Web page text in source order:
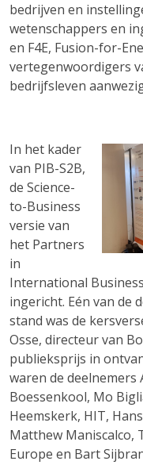
bedrijven en
wetenschappers en
en F4E, Fusion-for-
vertegenwoordigers
bedrijfsleven
In het kader
van PIB-S2B,
de Science-
to-Business
versie van
het Partners
in
International
ingericht. Eén van de
stand was de
Osse, directeur van
publieksprijs in
waren de deelnemers
Boessenkool, Mo
Heemskerk, HIT,
Matthew Maniscalco,
Europe en Bart